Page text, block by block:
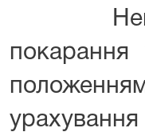
покарання